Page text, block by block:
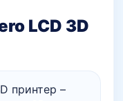
LCD 3D
принтер –